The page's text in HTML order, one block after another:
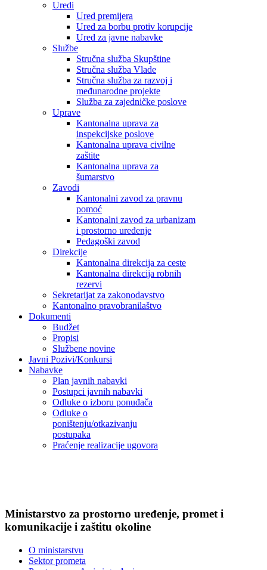
Uredi
Ured premijera
Ured za borbu protiv korupcije
Ured za javne nabavke
Službe
Stručna služba Skupštine
Stručna služba Vlade
Stručna služba za razvoj i
međunarodne projekte
Služba za zajedničke poslove
Uprave
Kantonalna uprava za
inspekcijske poslove
Kantonalna uprava civilne
zaštite
Kantonalna uprava za
šumarstvo
Zavodi
Kantonalni zavod za pravnu
pomoć
Kantonalni zavod za urbanizam
i prostorno uređenje
Pedagoški zavod
Direkcije
Kantonalna direkcija za ceste
Kantonalna direkcija robnih
rezervi
Sekretarijat za zakonodavstvo
Kantonalno pravobranilaštvo
Dokumenti
Budžet
Propisi
Službene novine
Javni Pozivi/Konkursi
Nabavke
Plan javnih nabavki
Postupci javnih nabavki
Odluke o izboru ponuđača
Odluke o
poništenju/otkazivanju
postupaka
Praćenje realizacije ugovora
Ministarstvo za prostorno uređenje, promet i
komunikacije i zaštitu okoline
O ministarstvu
Sektor prometa